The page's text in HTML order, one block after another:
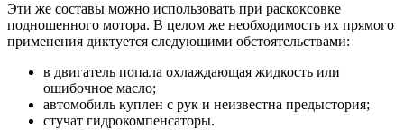
Эти же составы можно использовать при раскоксовке
подношенного мотора. В целом же необходимость их прямого
применения диктуется следующими обстоятельствами:
в двигатель попала охлаждающая жидкость или
ошибочное масло;
автомобиль куплен с рук и неизвестна предыстория;
стучат гидрокомпенсаторы.